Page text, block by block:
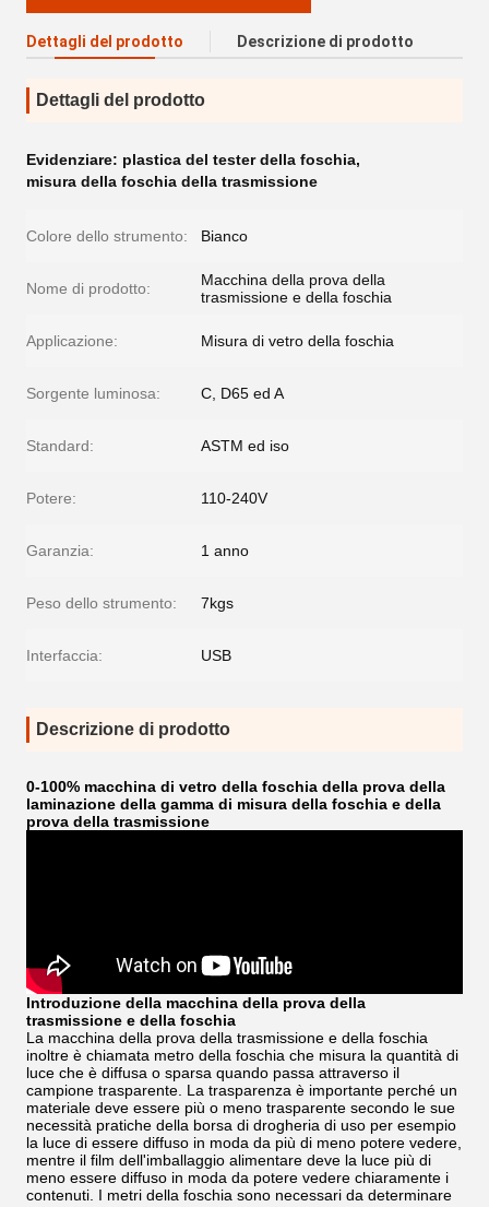
Dettagli del prodotto Descrizione di prodotto
Dettagli del prodotto
Evidenziare: plastica del tester della foschia,
misura della foschia della trasmissione
Colore dello strumento: Bianco
Nome di prodotto:
Macchina della prova della
trasmissione e della foschia
Applicazione: Misura di vetro della foschia
Sorgente luminosa: C, D65 ed A
Standard: ASTM ed iso
Potere: 110-240V
Garanzia: 1 anno
Peso dello strumento: 7kgs
Interfaccia: USB
Descrizione di prodotto
0-100% macchina di vetro della foschia della prova della
laminazione della gamma di misura della foschia e della
prova della trasmissione
Introduzione della macchina della prova della
trasmissione e della foschia
La macchina della prova della trasmissione e della foschia
inoltre è chiamata metro della foschia che misura la quantità di
luce che è diffusa o sparsa quando passa attraverso il
campione trasparente. La trasparenza è importante perché un
materiale deve essere più o meno trasparente secondo le sue
necessità pratiche della borsa di drogheria di uso per esempio
la luce di essere diffuso in moda da più di meno potere vedere,
mentre il film dell'imballaggio alimentare deve la luce più di
meno essere diffuso in moda da potere vedere chiaramente i
contenuti. I metri della foschia sono necessari da determinare